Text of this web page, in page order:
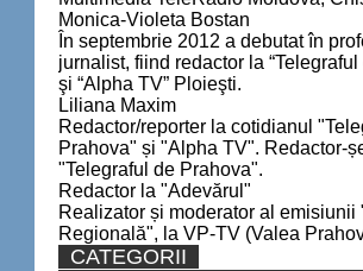
Monica-Violeta Bostan
În septembrie 2012 a debutat în
jurnalist, fiind redactor la “Telegraful
şi “Alpha TV” Ploieşti.
Liliana Maxim
Redactor/reporter la cotidianul
Prahova" și "Alpha TV". Redactor-
"Telegraful de Prahova".
Redactor la "Adevărul"
Realizator și moderator al emisiunii
Regională", la VP-TV (Valea
CATEGORII